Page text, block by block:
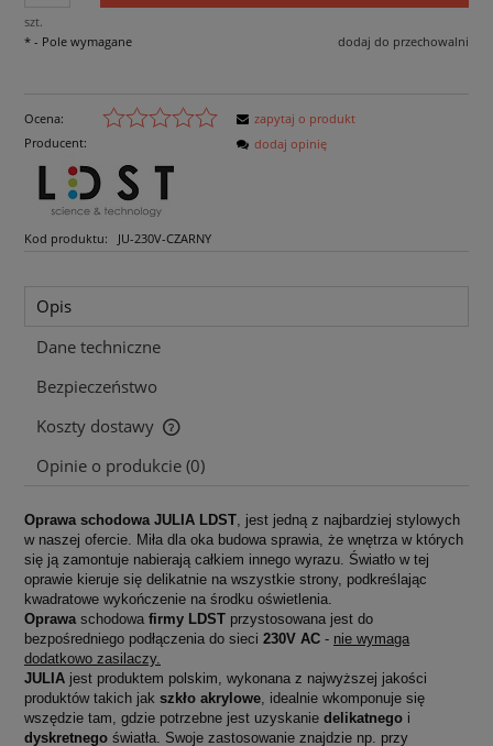
szt.
dodaj do przechowalni
* - Pole wymagane
Ocena:
Producent:
Kod produktu: JU-230V-CZARNY
zapytaj o produkt
dodaj opinię
Opis
Dane techniczne
Bezpieczeństwo
Koszty dostawy
Cena nie zawiera ewentualnych kosztów płatności
Opinie o produkcie (0)
Oprawa schodowa JULIA LDST , jest jedną z najbardziej stylowych
w naszej ofercie. Miła dla oka budowa sprawia, że wnętrza w których
się ją zamontuje nabierają całkiem innego wyrazu. Światło w tej
oprawie kieruje się delikatnie na wszystkie strony, podkreślając
kwadratowe wykończenie na środku oświetlenia.
Oprawa schodowa firmy LDST przystosowana jest do
bezpośredniego podłączenia do sieci 230V AC - nie wymaga
dodatkowo zasilaczy.
JULIA jest produktem polskim, wykonana z najwyższej jakości
produktów takich jak szkło akrylowe , idealnie wkomponuje się
wszędzie tam, gdzie potrzebne jest uzyskanie delikatnego i
dyskretnego światła. Swoje zastosowanie znajdzie np. przy